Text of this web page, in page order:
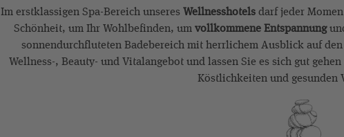
Im erstklassigen Spa-Bereich unseres Wellnesshotelsdarf jeder
Schönheit, um Ihr Wohlbefinden, umvollkommene Entspannung
sonnendurchfluteten Badebereich mit herrlichem Ausblick auf
Wellness-, Beauty- und Vitalangebot und lassen Sie es sich gut
Köstlichkeiten und gesunden